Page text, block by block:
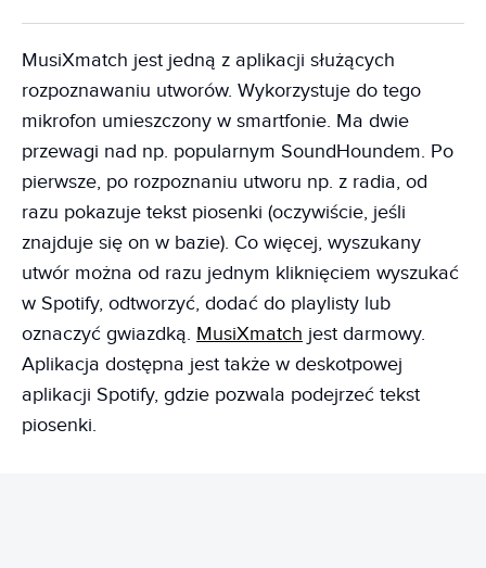
MusiXmatch jest jedną z aplikacji służących
rozpoznawaniu utworów. Wykorzystuje do tego
mikrofon umieszczony w smartfonie. Ma dwie
przewagi nad np. popularnym SoundHoundem. Po
pierwsze, po rozpoznaniu utworu np. z radia, od
razu pokazuje tekst piosenki (oczywiście, jeśli
znajduje się on w bazie). Co więcej, wyszukany
utwór można od razu jednym kliknięciem wyszukać
w Spotify, odtworzyć, dodać do playlisty lub
oznaczyć gwiazdką. MusiXmatch jest darmowy.
Aplikacja dostępna jest także w deskotpowej
aplikacji Spotify, gdzie pozwala podejrzeć tekst
piosenki.